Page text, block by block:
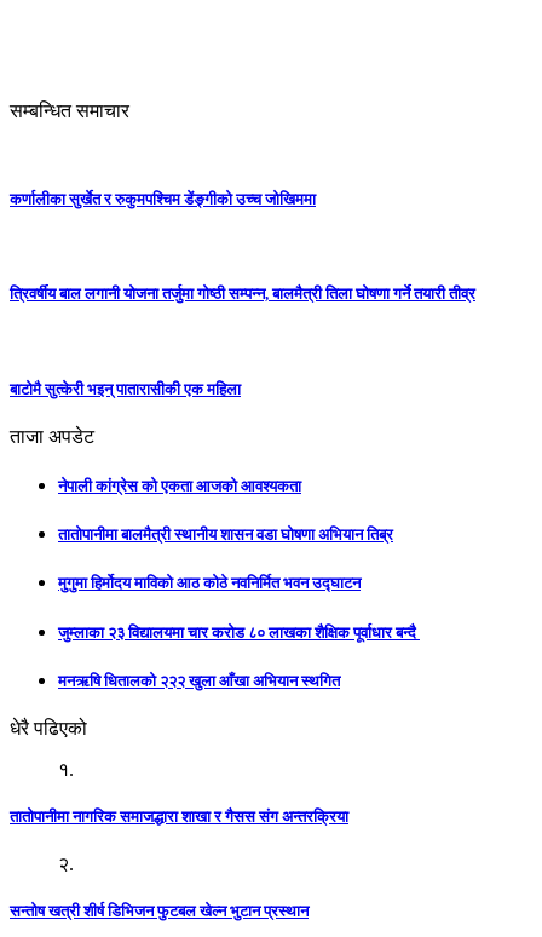
सम्बन्धित समाचार
कर्णालीका सुर्खेत र रुकुमपश्चिम डेंङ्गीको उच्च जोखिममा
त्रिवर्षीय बाल लगानी योजना तर्जुमा गोष्ठी सम्पन्न, बालमैत्री तिला घोषणा गर्ने तयारी तीव्र
बाटोमै सुत्केरी भइन् पातारासीकी एक महिला
ताजा अपडेट
नेपाली कांग्रेस को एकता आजको आवश्यकता
तातोपानीमा बालमैत्री स्थानीय शासन वडा घोषणा अभियान तिब्र
मुगुमा हिर्मोदय माविको आठ कोठे नवनिर्मित भवन उद्घाटन
जुम्लाका २३ विद्यालयमा चार करोड ८० लाखका शैक्षिक पूर्वाधार बन्दै
मनऋषि धितालको २२२ खुला आँखा अभियान स्थगित
धेरै पढिएको
१.
तातोपानीमा नागरिक समाजद्धारा शाखा र गैसस संग अन्तरक्रिया
२.
सन्तोष खत्री शीर्ष डिभिजन फुटबल खेल्न भुटान प्रस्थान